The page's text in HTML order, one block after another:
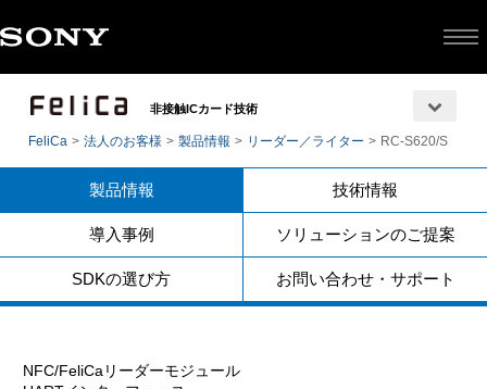
非接触ICカード技術
FeliCa 法人のお客様 製品情報 リーダー／ライター RC-S620/S
製品情報 技術情報
導入事例 ソリューションのご提案
SDKの選び方 お問い合わせ・サポート
NFC/FeliCaリーダーモジュール